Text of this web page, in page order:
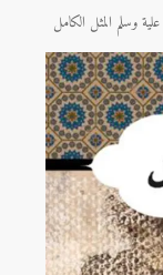
وسلم المثل الكامل